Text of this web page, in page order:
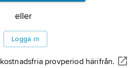
eller
Logga in
provperiod härifrån.